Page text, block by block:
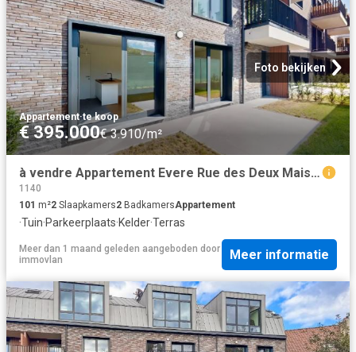
Foto bekijken
Appartement·te koop
€ 395.000€ 3.910/m²
à vendre Appartement Evere Rue des Deux Maisons Saphir 22
1140
101 m²2 Slaapkamers2 BadkamersAppartement
·Tuin·Parkeerplaats·Kelder·Terras
Meer dan 1 maand geleden aangeboden door
immovlan
Meer informatie